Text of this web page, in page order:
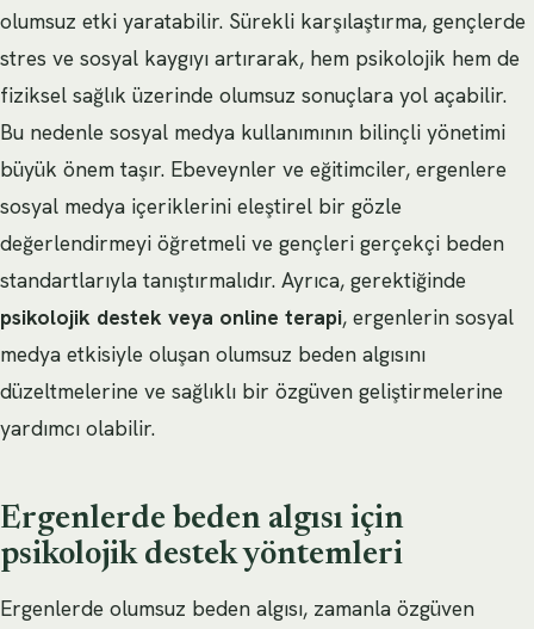
olumsuz etki yaratabilir. Sürekli karşılaştırma, gençlerde
stres ve sosyal kaygıyı artırarak, hem psikolojik hem de
fiziksel sağlık üzerinde olumsuz sonuçlara yol açabilir.
Bu nedenle sosyal medya kullanımının bilinçli yönetimi
büyük önem taşır. Ebeveynler ve eğitimciler, ergenlere
sosyal medya içeriklerini eleştirel bir gözle
değerlendirmeyi öğretmeli ve gençleri gerçekçi beden
standartlarıyla tanıştırmalıdır. Ayrıca, gerektiğinde
psikolojik destek veya online terapi, ergenlerin sosyal
medya etkisiyle oluşan olumsuz beden algısını
düzeltmelerine ve sağlıklı bir özgüven geliştirmelerine
yardımcı olabilir.
Ergenlerde beden algısı için
psikolojik destek yöntemleri
Ergenlerde olumsuz beden algısı, zamanla özgüven